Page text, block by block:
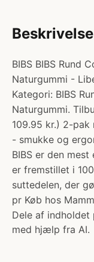
Beskrivelse
BIBS BIBS Rund
Naturgummi -
Kategori: BIBS
Naturgummi.
109.95 kr.) 2-
- smukke og
BIBS er den
er fremstillet i
suttedelen, der
pr Køb hos
Dele af indholdet
med hjælp fra AI.